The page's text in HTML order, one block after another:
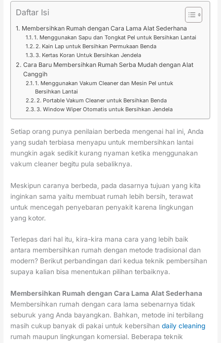
Daftar Isi
Membersihkan Rumah dengan Cara Lama Alat Sederhana
1. Menggunakan Sapu dan Tongkat Pel untuk Bersihkan Lantai
2. Kain Lap untuk Bersihkan Permukaan Benda
3. Kertas Koran Untuk Bersihkan Jendela
Cara Baru Membersihkan Rumah Serba Mudah dengan Alat
Canggih
1. Menggunakan Vakum Cleaner dan Mesin Pel untuk
Bersihkan Lantai
2. Portable Vakum Cleaner untuk Bersihkan Benda
3. Window Wiper Otomatis untuk Bersihkan Jendela
Setiap orang punya penilaian berbeda mengenai hal ini, Anda
yang sudah terbiasa menyapu untuk membersihkan lantai
mungkin agak sedikit kurang nyaman ketika menggunakan
vakum cleaner begitu pula sebaliknya.
Meskipun caranya berbeda, pada dasarnya tujuan yang kita
inginkan sama yaitu membuat rumah lebih bersih, terawat
untuk mencegah penyebaran penyakit karena lingkungan
yang kotor.
Terlepas dari hal itu, kira-kira mana cara yang lebih baik
antara membersihkan rumah dengan metode tradisional dan
modern? Berikut perbandingan dari kedua teknik pembersihan
supaya kalian bisa menentukan pilihan terbaiknya.
Membersihkan Rumah dengan Cara Lama Alat Sederhana
Membersihkan rumah dengan cara lama sebenarnya tidak
seburuk yang Anda bayangkan. Bahkan, metode ini terbilang
masih cukup banyak di pakai untuk kebersihandaily cleaning
rumah maupun lingkungan komersial. Beberapa teknik